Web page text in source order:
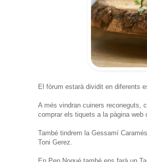
El fòrum estarà dividit en diferents
A més vindran cuiners reconeguts,
comprar els tiquets a la pàgina web
També tindrem la Gessamí
Toni Gerez.